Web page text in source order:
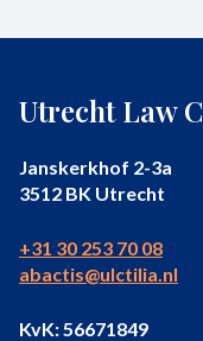
Utrecht Law
Janskerkhof 2-3a
3512 BK Utrecht
+31 30 253 70 08
abactis@ulctilia.nl
KvK: 56671849